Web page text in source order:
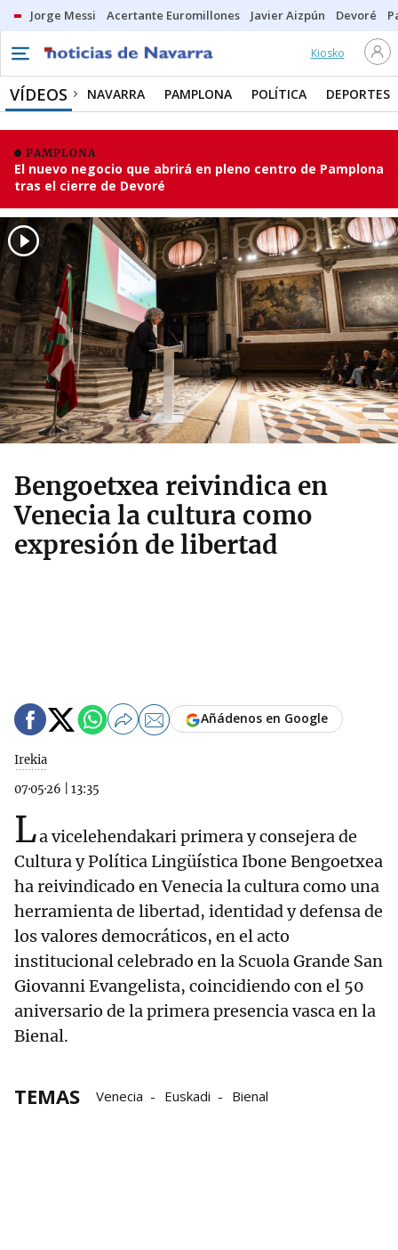
Jorge Messi Acertante Euromillones Javier Aizpún Devoré
Kiosko
VÍDEOS NAVARRA PAMPLONA POLÍTICA DEPORTES
PAMPLONA
El nuevo negocio que abrirá en pleno centro de Pamplona
tras el cierre de Devoré
Bengoetxea reivindica en
Venecia la cultura como
expresión de libertad
Irekia
07·05·26
13:35
Añádenos en Google
La vicelehendakari primera y consejera de
Cultura y Política Lingüística Ibone Bengoetxea
ha reivindicado en Venecia la cultura como una
herramienta de libertad, identidad y defensa de
los valores democráticos, en el acto
institucional celebrado en la Scuola Grande San
Giovanni Evangelista, coincidiendo con el 50
aniversario de la primera presencia vasca en la
Bienal.
TEMAS Venecia Euskadi Bienal